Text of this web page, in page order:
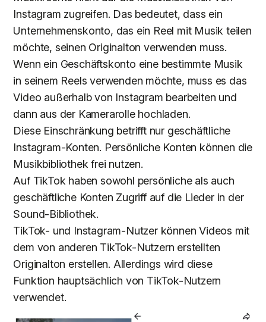
Instagram zugreifen. Das bedeutet, dass ein
Unternehmenskonto, das ein Reel mit Musik teilen
möchte, seinen Originalton verwenden muss.
Wenn ein Geschäftskonto eine bestimmte Musik
in seinem Reels verwenden möchte, muss es das
Video außerhalb von Instagram bearbeiten und
dann aus der Kamerarolle hochladen.
Diese Einschränkung betrifft nur geschäftliche
Instagram-Konten. Persönliche Konten können die
Musikbibliothek frei nutzen.
Auf TikTok haben sowohl persönliche als auch
geschäftliche Konten Zugriff auf die Lieder in der
Sound-Bibliothek.
TikTok- und Instagram-Nutzer können Videos mit
dem von anderen TikTok-Nutzern erstellten
Originalton erstellen. Allerdings wird diese
Funktion hauptsächlich von TikTok-Nutzern
verwendet.